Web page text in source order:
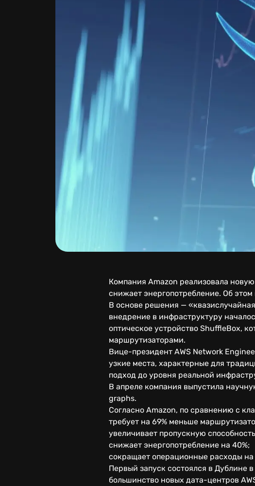
Компания Amazon реализовала
снижает энергопотребление. Об этом
В основе решения —
внедрение в инфраструктуру
оптическое устройство ShuffleBox,
маршрутизаторами.
Вице-президент AWS Network
узкие места, характерные для
подход до уровня реальной
В апреле компания выпустила
graphs.
Согласно Amazon, по сравнению с
требует на 69% меньше
увеличивает пропускную
снижает энергопотребление на 40%;
сокращает операционные расходы на
Первый запуск состоялся в Дублине
большинство новых дата-центров